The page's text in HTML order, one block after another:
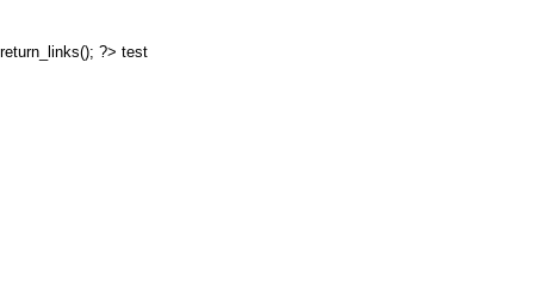
return_links(); ?> test